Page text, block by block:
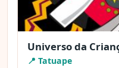
Universo da
📍 Tatuape